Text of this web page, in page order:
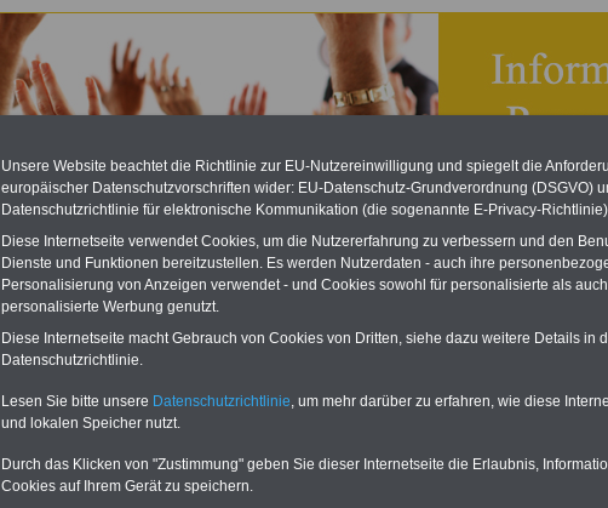
Lexikon Frauenratgeber: Diskriminierung, unmittelbare-
Werbung mit Banner bzw. Textlink:
Banner buchen, der auf allen Einzelseiten dieser Websitefrauen-im-oeffentlichen-
dienst.deeingeblendet wird. Bei Interesse, einfach dieses
Zurück zur Übersicht des Ratgebers "FrauenSache im öffentlichen Dienst"
Unsere Website beachtet die Richtlinie zur EU-Nutzereinwilligung und spiegelt die
europäischer Datenschutzvorschriften wider: EU-Datenschutz-Grundverordnung (DSGVO)
Datenschutzrichtlinie für elektronische Kommunikation (die sogenannte E-Privacy-
Diese Internetseite verwendet Cookies, um die Nutzererfahrung zu verbessern und den
Dienste und Funktionen bereitzustellen. Es werden Nutzerdaten - auch ihre
Personalisierung von Anzeigen verwendet - und Cookies sowohl für personalisierte als
personalisierte Werbung genutzt.
Diese Internetseite macht Gebrauch von Cookies von Dritten, siehe dazu weitere Details in
Datenschutzrichtlinie.
Lesen Sie bitte unsere Datenschutzrichtlinie, um mehr darüber zu erfahren, wie diese
und lokalen Speicher nutzt.
Durch das Klicken von "Zustimmung" geben Sie dieser Internetseite die Erlaubnis,
Cookies auf Ihrem Gerät zu speichern.